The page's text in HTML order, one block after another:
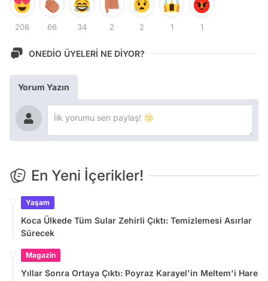
208 66 34 2 2 1 1
ONEDİO ÜYELERİ NE DİYOR?
Yorum Yazın
En Yeni İçerikler!
Yaşam
Koca Ülkede Tüm Sular Zehirli Çıktı: Temizlemesi Asırlar
Sürecek
Magazin
Yıllar Sonra Ortaya Çıktı: Poyraz Karayel'in Meltem'i Hare